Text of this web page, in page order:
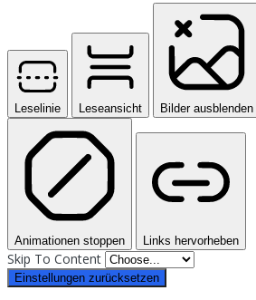
Leselinie Leseansicht Bilder ausblenden
Animationen stoppen Links hervorheben
Skip To Content
Einstellungen zurücksetzen